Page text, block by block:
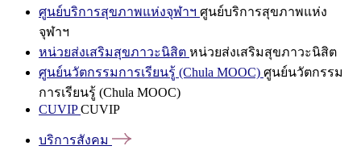
ศูนย์บริการสุขภาพแห่งจุฬาฯ ศูนย์บริการสุขภาพแห่ง
จุฬาฯ
หน่วยส่งเสริมสุขภาวะนิสิต หน่วยส่งเสริมสุขภาวะนิสิต
ศูนย์นวัตกรรมการเรียนรู้ (Chula MOOC) ศูนย์นวัตกรรม
การเรียนรู้ (Chula MOOC)
CUVIPCUVIP
บริการสังคม